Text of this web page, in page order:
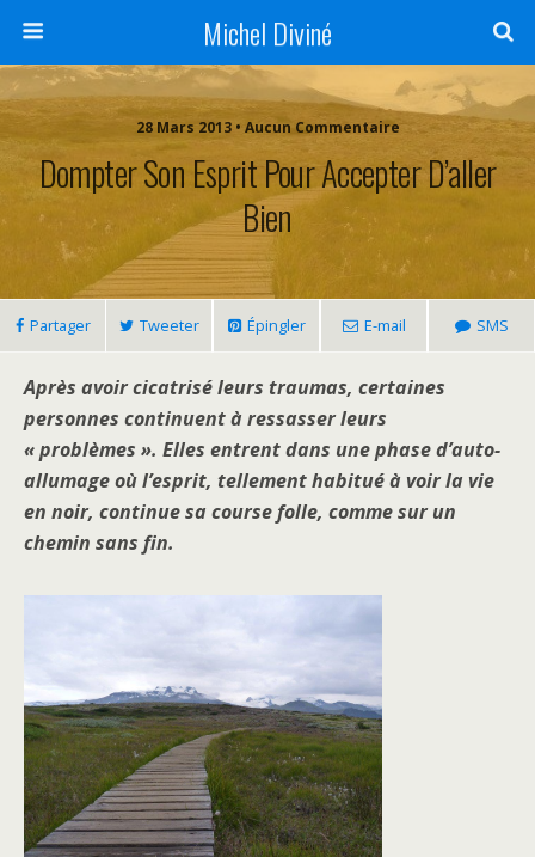
Michel Diviné
28 Mars 2013 • Aucun Commentaire
Dompter Son Esprit Pour Accepter D’aller
Bien
Partager Tweeter Épingler E-mail SMS
Après avoir cicatrisé leurs traumas, certaines
personnes continuent à ressasser leurs
« problèmes ». Elles entrent dans une phase d’auto-
allumage où l’esprit, tellement habitué à voir la vie
en noir, continue sa course folle, comme sur un
chemin sans fin.